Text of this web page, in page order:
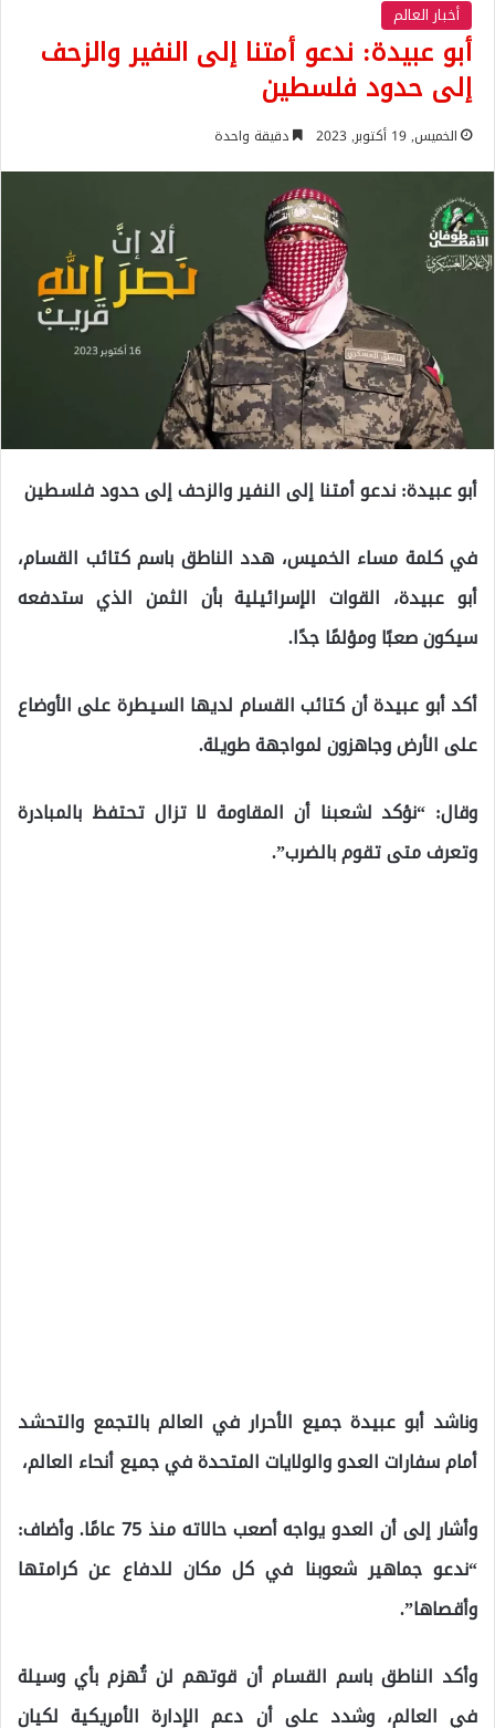
أخبار العالم
أبو عبيدة: ندعو أمتنا إلى النفير والزحف
إلى حدود فلسطين
الخميس, 19 أكتوبر, 2023 دقيقة واحدة
أبو عبيدة: ندعو أمتنا إلى النفير والزحف إلى حدود فلسطين
في كلمة مساء الخميس، هدد الناطق باسم كتائب القسام،
أبو عبيدة، القوات الإسرائيلية بأن الثمن الذي ستدفعه
سيكون صعبًا ومؤلمًا جدًا.
أكد أبو عبيدة أن كتائب القسام لديها السيطرة على الأوضاع
على الأرض وجاهزون لمواجهة طويلة.
وقال: “نؤكد لشعبنا أن المقاومة لا تزال تحتفظ بالمبادرة
وتعرف متى تقوم بالضرب”.
وناشد أبو عبيدة جميع الأحرار في العالم بالتجمع والتحشد
أمام سفارات العدو والولايات المتحدة في جميع أنحاء العالم،
وأشار إلى أن العدو يواجه أصعب حالاته منذ 75 عامًا. وأضاف:
“ندعو جماهير شعوبنا في كل مكان للدفاع عن كرامتها
وأقصاها”.
وأكد الناطق باسم القسام أن قوتهم لن تُهزم بأي وسيلة
في العالم، وشدد على أن دعم الإدارة الأمريكية لكيان